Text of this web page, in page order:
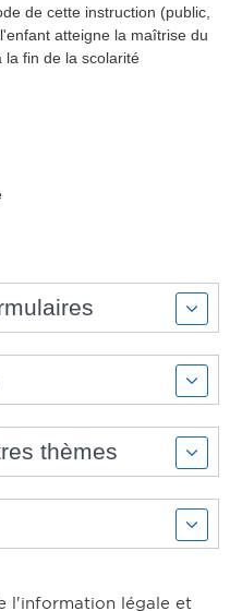
de cette instruction (public,
atteigne la maîtrise du
la fin de la scolarité
thèmes
l'information légale et